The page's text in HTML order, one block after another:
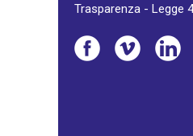
Trasparenza - Legge